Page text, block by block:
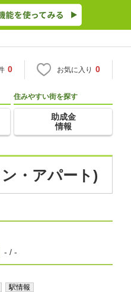
0 お気に入り 0
住みやすい街を探す
助成金
情報
・アパート)
- / -
駅情報